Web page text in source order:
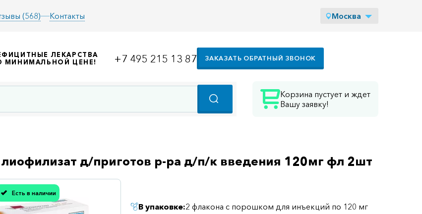
(568) Контакты Москва
Корзина пустует и ждет
Вашу заявку!
ЛЕКАРСТВА
МИНИМАЛЬНОЙ ЦЕНЕ!
+7 495 215 13 87 ЗАКАЗАТЬ ОБРАТНЫЙ ЗВОНОК
д/приготов р-ра д/п/к введения 120мг фл 2шт
Есть в наличии
мы учли Вашу оценку!
В упаковке:2 флакона с порошком для инъекций по 120 мг